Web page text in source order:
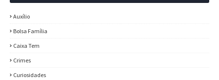
Auxílio
Bolsa Família
Caixa Tem
Crimes
Curiosidades